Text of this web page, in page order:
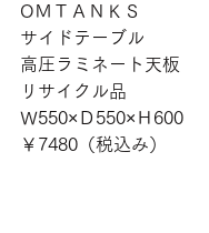
OＭＴＡＮＫＳ
サイドテーブル
高圧ラミネート天板
リサイクル品
Ｗ550×Ｄ550×Ｈ600
￥7480（税込み）